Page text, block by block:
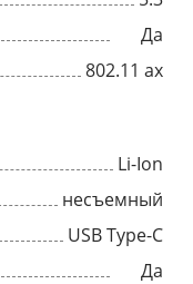
Да
802.11 ax
Li-Ion
несъемный
USB Type-C
Да